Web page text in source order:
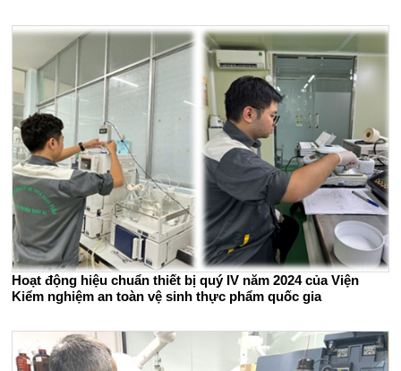
Hoạt động hiệu chuẩn thiết bị quý IV năm 2024 của Viện
Kiểm nghiệm an toàn vệ sinh thực phẩm quốc gia